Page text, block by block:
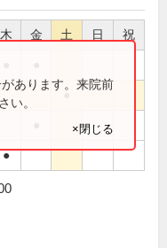
木 金 土 日 祝
●
●
あります。来院前
い。
×閉じる